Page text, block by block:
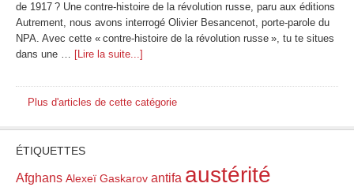
de 1917 ? Une contre-histoire de la révolution russe, paru aux éditions
Autrement, nous avons interrogé Olivier Besancenot, porte-parole du
NPA. Avec cette « contre-histoire de la révolution russe », tu te situes
dans une … [Lire la suite...]
Plus d'articles de cette catégorie
ÉTIQUETTES
Afghans Alexeï Gaskarov antifa austérité